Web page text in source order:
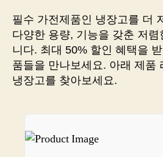
필수 가전제품인 냉장고를 더
다양한 용량, 기능을 갖춘 저
니다. 최대 50% 할인 혜택을
품들을 만나보세요. 아래 제품
냉장고를 찾아보세요.